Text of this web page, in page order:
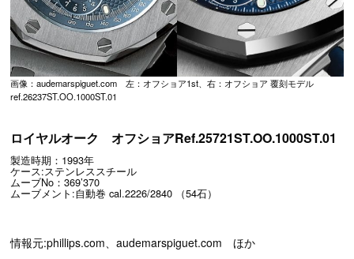
画像：audemarspiguet.com 左：オフショア1st、右：オフショア 覆刻モデル
ref.26237ST.OO.1000ST.01
ロイヤルオーク オフショアRef.25721ST.OO.1000ST.01
製造時期：1993年
ケース:ステンレススチール
ムーブNo：369’370
ムーブメント:自動巻 cal.2226/2840 （54石）
情報元:phillips.com、audemarspiguet.com ほか